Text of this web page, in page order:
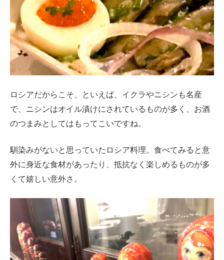
ロシアだからこそ、といえば、イクラやニシンも名産
で、ニシンはオイル漬けにされているものが多く、お酒
のつまみとしてはもってこいですね。
馴染みがないと思っていたロシア料理。食べてみると意
外に身近な食材があったり、抵抗なく楽しめるものが多
くて嬉しい意外さ。